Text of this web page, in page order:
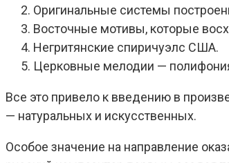
Оригинальные системы
Восточные мотивы, которые
Негритянские спиричуэлс США.
Церковные мелодии —
Все это привело к введению в
— натуральных и искусственных.
Особое значение на направление